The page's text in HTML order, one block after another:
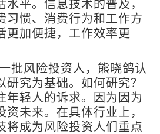
平。信息技术的普及，
习惯、消费行为和工作方
更加便捷，工作效率更
批风险投资人，熊晓鸽认
研究为基础。如何研究？
年轻人的诉求。因为因为
未来。在具体行业上，
将成为风险投资人们重点